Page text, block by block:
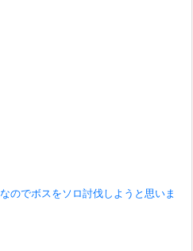
のでボスをソロ討伐しようと思いま